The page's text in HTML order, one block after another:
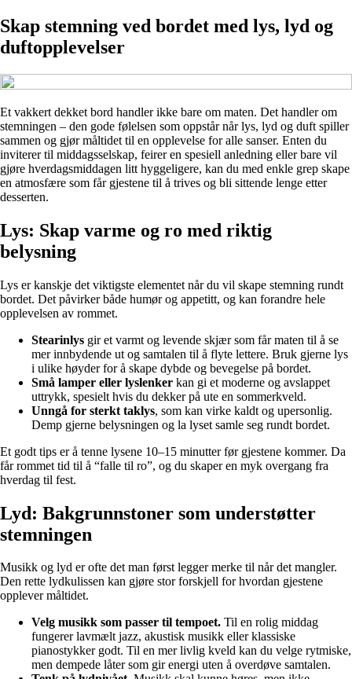
Skap stemning ved bordet med lys, lyd og
duftopplevelser
Et vakkert dekket bord handler ikke bare om maten. Det handler om
stemningen – den gode følelsen som oppstår når lys, lyd og duft spiller
sammen og gjør måltidet til en opplevelse for alle sanser. Enten du
inviterer til middagsselskap, feirer en spesiell anledning eller bare vil
gjøre hverdagsmiddagen litt hyggeligere, kan du med enkle grep skape
en atmosfære som får gjestene til å trives og bli sittende lenge etter
desserten.
Lys: Skap varme og ro med riktig
belysning
Lys er kanskje det viktigste elementet når du vil skape stemning rundt
bordet. Det påvirker både humør og appetitt, og kan forandre hele
opplevelsen av rommet.
Stearinlys gir et varmt og levende skjær som får maten til å se
mer innbydende ut og samtalen til å flyte lettere. Bruk gjerne lys
i ulike høyder for å skape dybde og bevegelse på bordet.
Små lamper eller lyslenker kan gi et moderne og avslappet
uttrykk, spesielt hvis du dekker på ute en sommerkveld.
Unngå for sterkt taklys, som kan virke kaldt og upersonlig.
Demp gjerne belysningen og la lyset samle seg rundt bordet.
Et godt tips er å tenne lysene 10–15 minutter før gjestene kommer. Da
får rommet tid til å “falle til ro”, og du skaper en myk overgang fra
hverdag til fest.
Lyd: Bakgrunnstoner som understøtter
stemningen
Musikk og lyd er ofte det man først legger merke til når det mangler.
Den rette lydkulissen kan gjøre stor forskjell for hvordan gjestene
opplever måltidet.
Velg musikk som passer til tempoet. Til en rolig middag
fungerer lavmælt jazz, akustisk musikk eller klassiske
pianostykker godt. Til en mer livlig kveld kan du velge rytmiske,
men dempede låter som gir energi uten å overdøve samtalen.